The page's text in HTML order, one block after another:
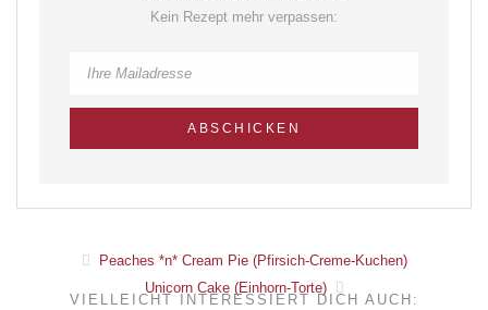
Kein Rezept mehr verpassen:
Peaches *n* Cream Pie (Pfirsich-Creme-Kuchen)
Unicorn Cake (Einhorn-Torte)
VIELLEICHT INTERESSIERT DICH AUCH: